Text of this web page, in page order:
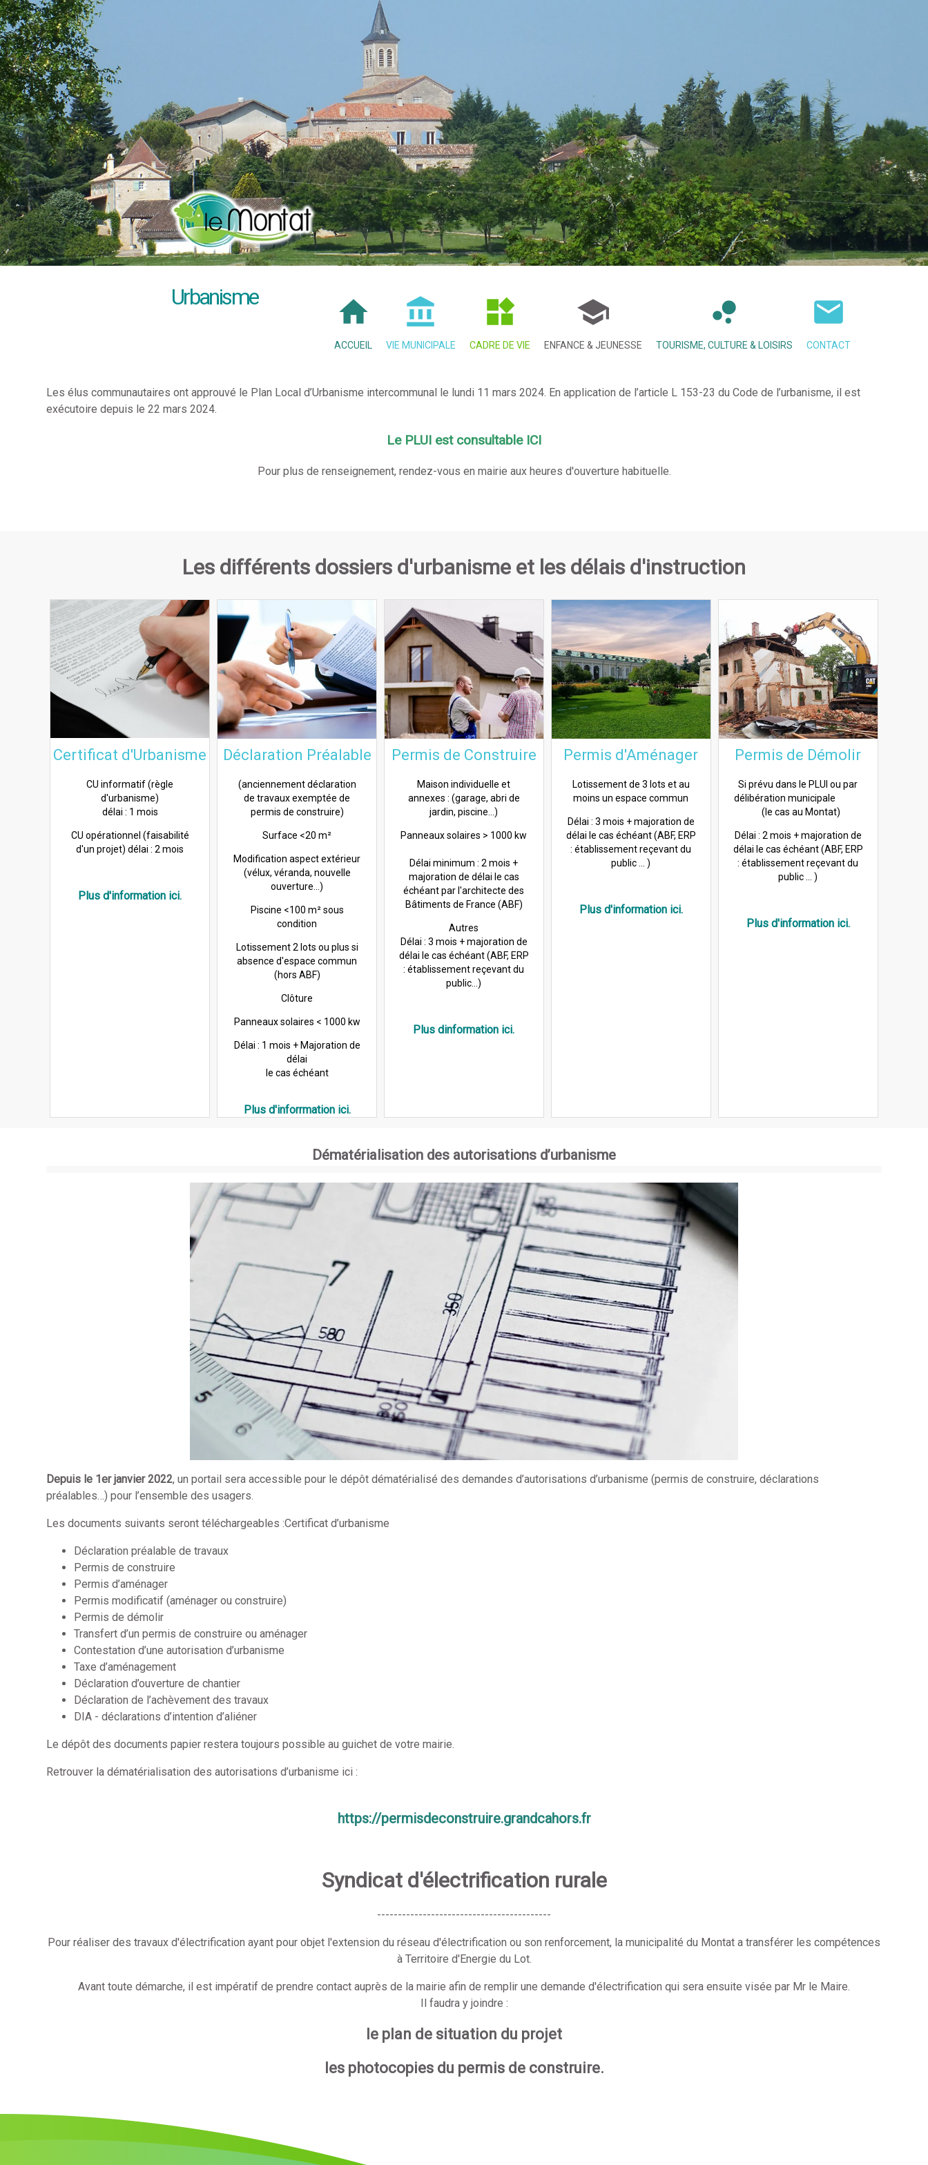
ACCUEIL VIE MUNICIPALE CADRE DE VIE ENFANCE & JEUNESSE TOURISME, CULTURE & LOISIRS CONTACT
Urbanisme
Les élus communautaires ont approuvé le Plan Local d’Urbanisme intercommunal le lundi 11 mars 2024. En application de l’article L 153-23 du Code de l’urbanisme, il est
exécutoire depuis le 22 mars 2024.
Le PLUI est consultable ICI
Pour plus de renseignement, rendez-vous en mairie aux heures d'ouverture habituelle.
Les différents dossiers d'urbanisme et les délais d'instruction
Certificat d'Urbanisme
CU informatif (règle
d'urbanisme)
délai : 1 mois
CU opérationnel (faisabilité
d'un projet) délai : 2 mois
Plus d'information ici.
Déclaration Préalable
(anciennement déclaration
de travaux exemptée de
permis de construire)
Surface <20 m²
Modification aspect extérieur
(vélux, véranda, nouvelle
ouverture...)
Piscine <100 m² sous
condition
Lotissement 2 lots ou plus si
absence d'espace commun
(hors ABF)
Clôture
Panneaux solaires < 1000 kw
Délai : 1 mois + Majoration de
délai
le cas échéant
Plus d'inforrmation ici.
Permis de Construire
Maison individuelle et
annexes : (garage, abri de
jardin, piscine...)
Panneaux solaires > 1000 kw
Délai minimum : 2 mois +
majoration de délai le cas
échéant par l'architecte des
Bâtiments de France (ABF)
Autres
Délai : 3 mois + majoration de
délai le cas échéant (ABF, ERP
: établissement reçevant du
public...)
Plus dinformation ici.
Permis d'Aménager
Lotissement de 3 lots et au
moins un espace commun
Délai : 3 mois + majoration de
délai le cas échéant (ABF, ERP
: établissement reçevant du
public ... )
Plus d'information ici.
Permis de Démolir
Si prévu dans le PLUI ou par
délibération municipale
(le cas au Montat)
Délai : 2 mois + majoration de
délai le cas échéant (ABF, ERP
: établissement reçevant du
public ... )
Plus d'information ici.
Dématérialisation des autorisations d’urbanisme
Depuis le 1erjanvier 2022, un portail sera accessible pour le dépôt dématérialisé des demandes d’autorisations d’urbanisme (permis de construire, déclarations
préalables…) pour l’ensemble des usagers.
Les documents suivants seront téléchargeables :Certificat d’urbanisme
Déclaration préalable de travaux
Permis de construire
Permis d’aménager
Permis modificatif (aménager ou construire)
Permis de démolir
Transfert d’un permis de construire ou aménager
Contestation d’une autorisation d’urbanisme
Taxe d’aménagement
Déclaration d’ouverture de chantier
Déclaration de l’achèvement des travaux
DIA - déclarations d’intention d’aliéner
Le dépôt des documents papier restera toujours possible au guichet de votre mairie.
Retrouver la dématérialisation des autorisations d’urbanisme ici :
https://permisdeconstruire.grandcahors.fr
Syndicat d'électrification rurale
------------------------------------------
Pour réaliser des travaux d'électrification ayant pour objet l'extension du réseau d'électrification ou son renforcement, la municipalité du Montat a transférer les compétences
à Territoire d'Energie du Lot.
Avant toute démarche, il est impératif de prendre contact auprès de la mairie afin de remplir une demande d'électrification qui sera ensuite visée par Mr le Maire.
Il faudra y joindre :
le plan de situation du projet
les photocopies du permis de construire.